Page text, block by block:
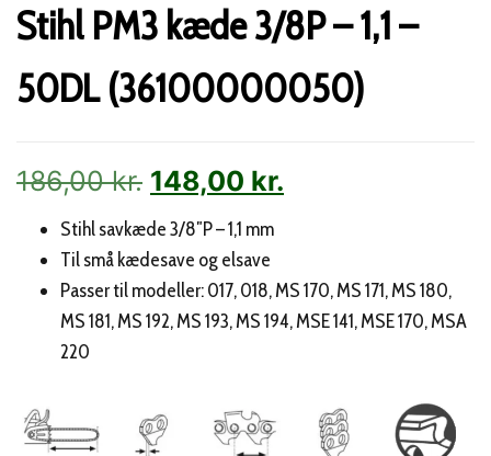
Stihl PM3 kæde 3/8P – 1,1 –
50DL (36100000050)
186,00kr. Den
oprindelige
pris
var:
148,00 kr.
er:
Stihl savkæde 3/8″P – 1,1 mm
Til små kædesave og elsave
Passer til modeller: 017, 018, MS 170, MS 171, MS 180,
MS 181, MS 192, MS 193, MS 194, MSE 141, MSE 170, MSA
220